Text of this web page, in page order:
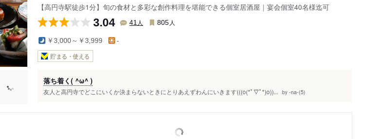
【高円寺駅徒歩1分】旬の食材と多彩な創作料理を堪能できる個室居酒屋｜宴会個室40名様迄可
3.04 41 人 805 人
￥3,000～￥3,999 -
貯まる・使える
落ち着く( ^ω^ )
友人と高円寺でどこにいくか決まらないときにとりあえずわんにいきます(((o(*ﾟ▽ﾟ*)o))... by -na-(5)